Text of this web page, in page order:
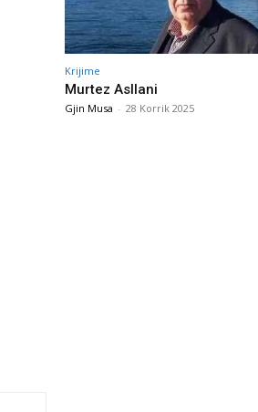
Krijime
Murtez Asllani
Gjin Musa - 28 Korrik 2025